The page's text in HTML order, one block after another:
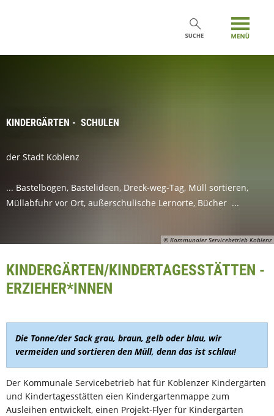
© Kommunaler Servicebetrieb Koblenz
KINDERGÄRTEN - SCHULEN
der Stadt Koblenz
... Bastelbögen, Bastelideen, Dreck-weg-Tag, Müll sortieren,
Müllabfuhr vor Ort, außerschulische Lernorte, Bücher ...
KINDERGÄRTEN/KINDERTAGESSTÄTTEN -
ERZIEHER*INNEN
Die Tonne/der Sack grau, braun, gelb oder blau, wir
vermeiden und sortieren den Müll, denn das ist schlau!
Der Kommunale Servicebetrieb hat für Koblenzer Kindergärten
und Kindertagesstätten eien Kindergartenmappe zum
Ausleihen entwickelt, einen Projekt-Flyer für Kindergärten